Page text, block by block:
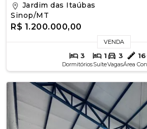
Jardim das Itaúbas
Sinop/MT
R$ 1.200.000,00
VENDA
3
Dormitórios
1
Suíte
3
VagasÁrea